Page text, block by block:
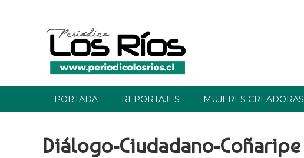
PORTADA REPORTAJES MUJERES CREADORAS
Diálogo-Ciudadano-Coñaripe